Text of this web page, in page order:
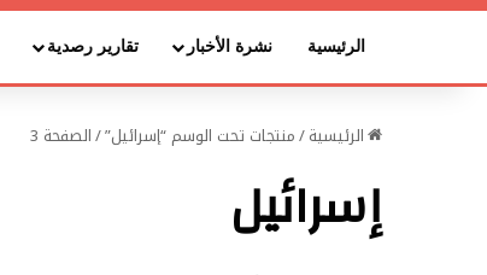
الرئيسية نشرة الأخبار تقارير رصدية
الرئيسية/منتجات تحت الوسم “إسرائيل”/الصفحة 3
إسرائيل